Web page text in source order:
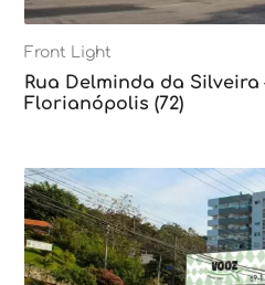
Front Light
Rua Delminda da Silveira
Florianópolis (72)